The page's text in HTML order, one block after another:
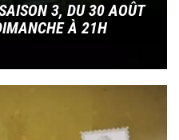
3, DU 30 AOÛT
À 21H